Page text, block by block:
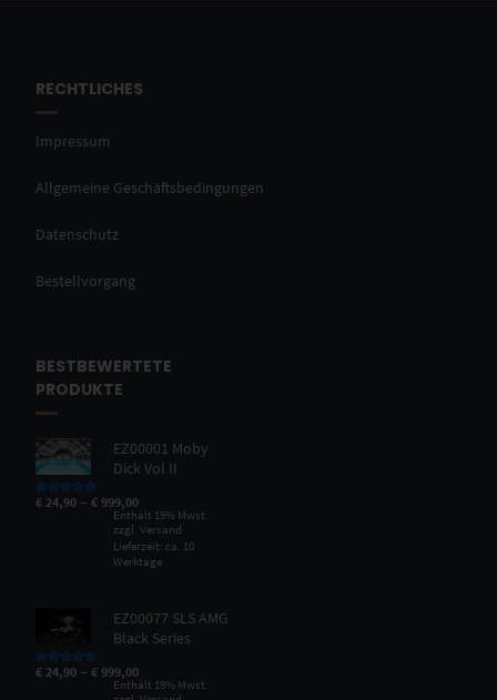
RECHTLICHES
Impressum
Allgemeine Geschäftsbedingungen
Datenschutz
Bestellvorgang
BESTBEWERTETE
PRODUKTE
EZ00001 Moby
Dick Vol II
Bewertet mit
von 5
€ 24,90 –€ 999,00
Enthält 19% Mwst.
zzgl.Versand
Lieferzeit: ca. 10
Werktage
EZ00077 SLS AMG
Black Series
Bewertet mit
von 5
€ 24,90 –€ 999,00
Enthält 19% Mwst.